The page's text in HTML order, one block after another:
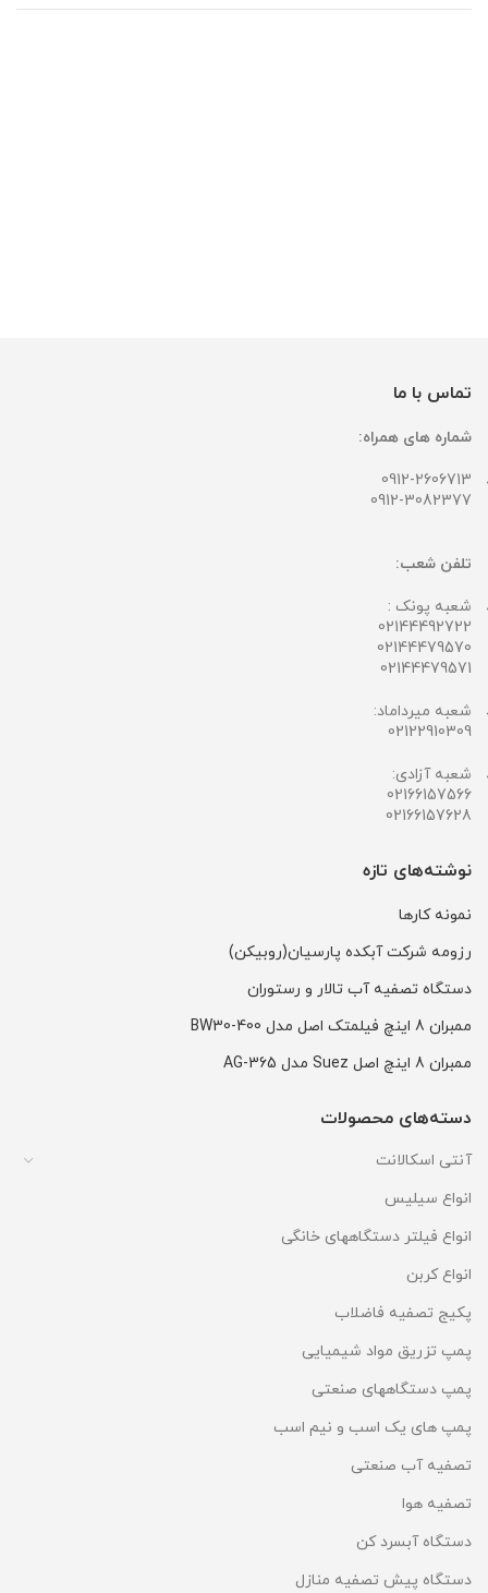
تماس با ما
شماره های همراه:
0912-2606713
0912-3082377
تلفن شعب:
شعبه پونک :
02144492722
02144479570
02144479571
شعبه میرداماد:
02122910309
شعبه آزادی:
02166157566
02166157628
نوشته‌های تازه
نمونه کارها
رزومه شرکت آبکده پارسیان(روبیکن)
دستگاه تصفیه آب تالار و رستوران
ممبران 8 اینچ فیلمتک اصل مدل BW30-400
ممبران 8 اینچ اصل Suez مدل AG-365
دسته‌های محصولات
آنتی اسکالانت
انواع سیلیس
انواع فیلتر دستگاههای خانگی
انواع کربن
پکیج تصفیه فاضلاب
پمپ تزریق مواد شیمیایی
پمپ دستگاههای صنعتی
پمپ های یک اسب و نیم اسب
تصفیه آب صنعتی
تصفیه هوا
دستگاه آبسرد کن
دستگاه پیش تصفیه منازل